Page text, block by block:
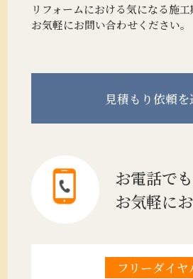
リフォームにおける気になる施工
お気軽にお問い合わせください。
見積もり依頼を
お電話でも
お気軽に
フリーダイヤ